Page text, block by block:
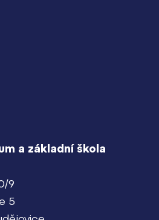
a základní škola
9
5